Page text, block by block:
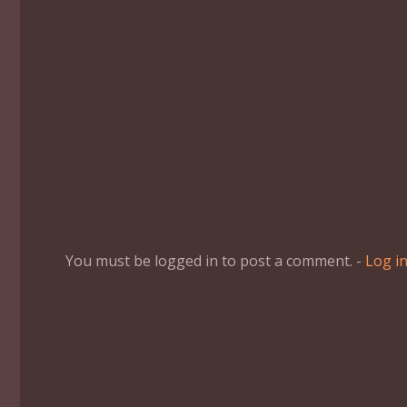
You must be logged in to post a comment. - Log in